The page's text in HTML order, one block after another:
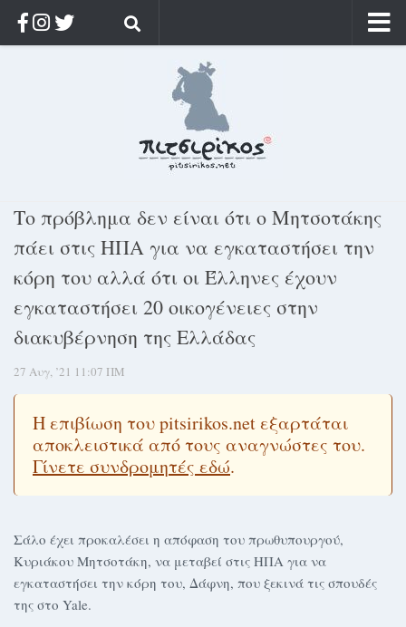
Στοχασμοί & αποφθέγματα
Διαφήμιση
Γίνετε συνδρομητής
Μόνο για συνδρομητές
Το πρόβλημα δεν είναι ότι ο Μητσοτάκης
πάει στις ΗΠΑ για να εγκαταστήσει την
κόρη του αλλά ότι οι Έλληνες έχουν
εγκαταστήσει 20 οικογένειες στην
διακυβέρνηση της Ελλάδας
27 Αυγ, ’21 11:07 ΠΜ
Η επιβίωση του pitsirikos.net εξαρτάται
αποκλειστικά από τους αναγνώστες του.
Γίνετε συνδρομητές εδώ.
Σάλο έχει προκαλέσει η απόφαση του πρωθυπουργού,
Κυριάκου Μητσοτάκη, να μεταβεί στις ΗΠΑ για να
εγκαταστήσει την κόρη του, Δάφνη, που ξεκινά τις σπουδές
της στο Yale.